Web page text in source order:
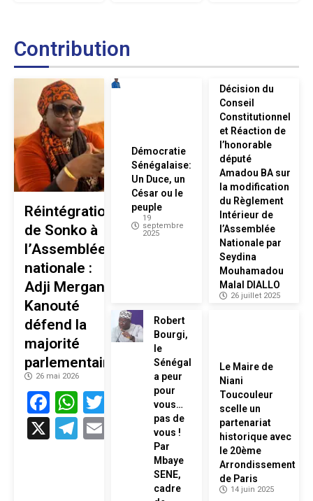
Contribution
Réintégration
de Sonko à
l’Assemblée
nationale :
Adji Mergane
Kanouté
défend la
majorité
parlementaire
26 mai 2026
Facebook
WhatsApp
Twitter
X
Telegram
Email
Démocratie
Sénégalaise:
Un Duce, un
César ou le
peuple
19
septembre
2025
Décision du
Conseil
Constitutionnel
et Réaction de
l’honorable
député
Amadou BA sur
la modification
du Règlement
Intérieur de
l’Assemblée
Nationale par
Seydina
Mouhamadou
Malal DIALLO
26 juillet 2025
Robert
Bourgi,
le
Sénégal
a peur
pour
vous…
pas de
vous !
Par
Mbaye
SENE,
cadre
Le Maire de
Niani
Toucouleur
scelle un
partenariat
historique avec
le 20ème
Arrondissement
de Paris
14 juin 2025